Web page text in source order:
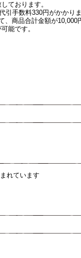
ております。
手数料330円がかかりま
商品合計金額が10,000
能です。
れています